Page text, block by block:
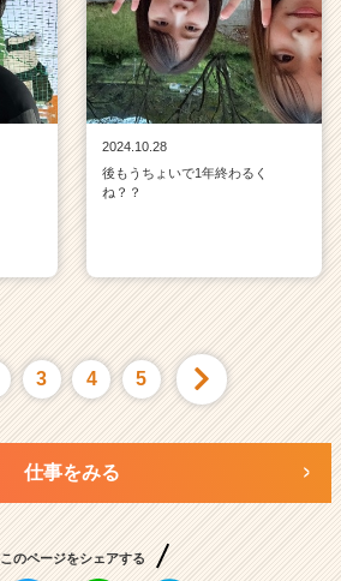
2024.10.28
後もうちょいで1年終わるく
ね？？
3 4 5
仕事をみる
このページをシェアする